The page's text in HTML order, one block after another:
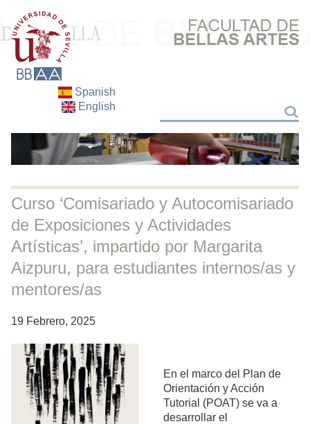
Spanish
English
Buscar
Curso ‘Comisariado y Autocomisariado
de Exposiciones y Actividades
Artísticas’, impartido por Margarita
Aizpuru, para estudiantes internos/as y
mentores/as
19 Febrero, 2025
En el marco del Plan de
Orientación y Acción
Tutorial (POAT) se va a
desarrollar el